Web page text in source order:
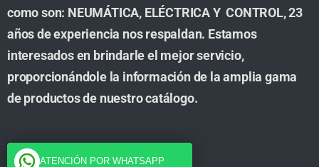
como son: NEUMÁTICA, ELÉCTRICA Y CONTROL, 23
años de experiencia nos respaldan. Estamos
interesados en brindarle el mejor servicio,
proporcionándole la información de la amplia gama
de productos de nuestro catálogo.
CuentaATENCIÓN POR WHATSAPP